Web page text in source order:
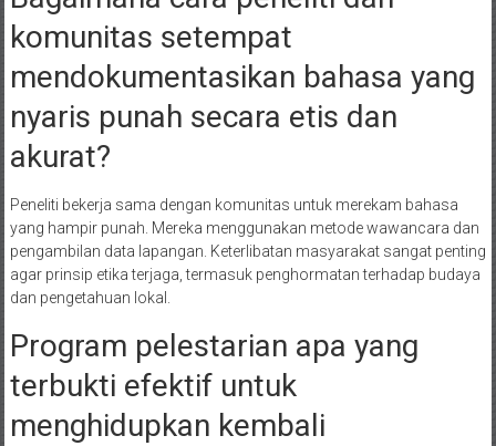
komunitas setempat
mendokumentasikan bahasa yang
nyaris punah secara etis dan
akurat?
Peneliti bekerja sama dengan komunitas untuk merekam bahasa
yang hampir punah. Mereka menggunakan metode wawancara dan
pengambilan data lapangan. Keterlibatan masyarakat sangat penting
agar prinsip etika terjaga, termasuk penghormatan terhadap budaya
dan pengetahuan lokal.
Program pelestarian apa yang
terbukti efektif untuk
menghidupkan kembali